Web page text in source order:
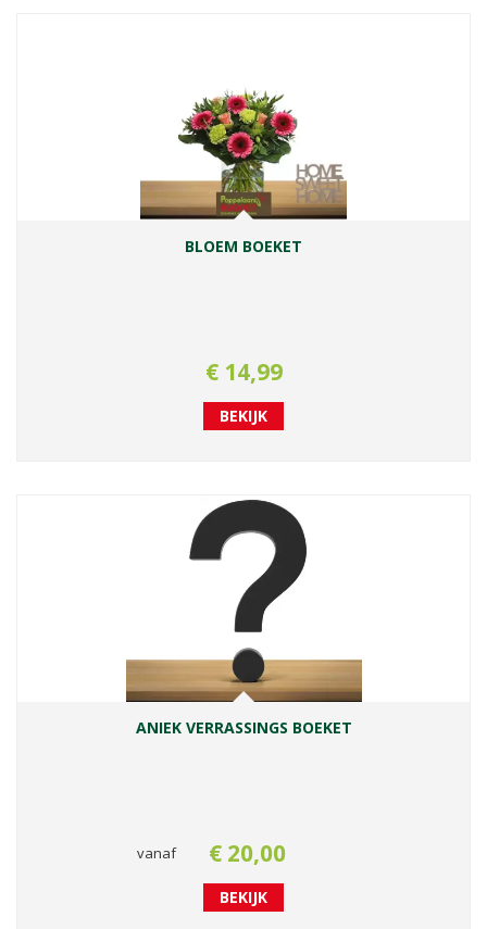
BLOEM BOEKET
€ 14,99
BEKIJK
ANIEK VERRASSINGS BOEKET
vanaf € 20,00
BEKIJK